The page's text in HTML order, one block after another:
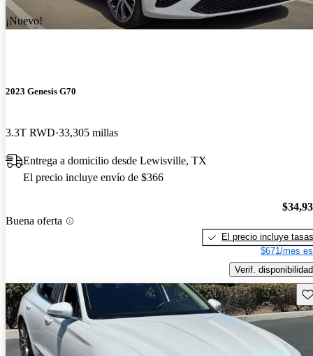
¡Nuevo!
2023 Genesis G70
3.3T RWD 33,305 millas
Entrega a domicilio desde Lewisville, TX
El precio incluye envío de $366
Buena oferta
El precio incluye tasas
$671/mes
Verif. disponibilidad